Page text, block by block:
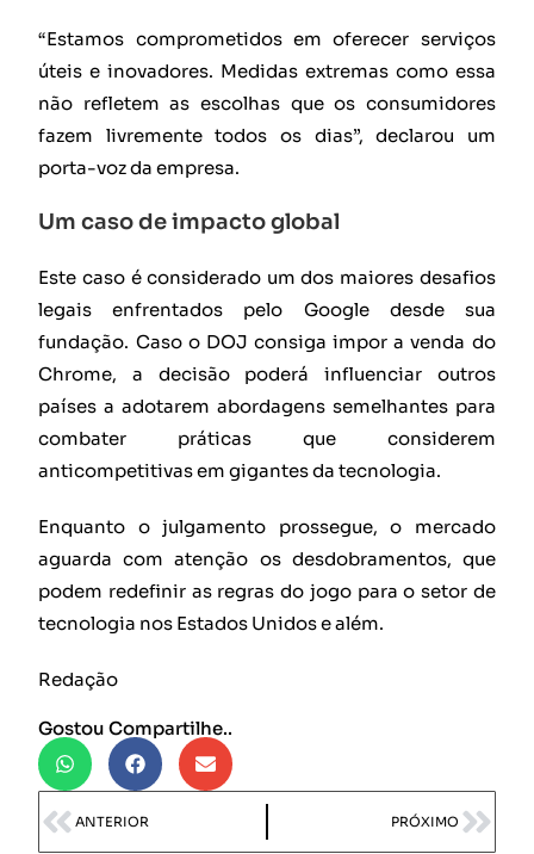
“Estamos comprometidos em oferecer serviços
úteis e inovadores. Medidas extremas como essa
não refletem as escolhas que os consumidores
fazem livremente todos os dias”, declarou um
porta-voz da empresa.
Um caso de impacto global
Este caso é considerado um dos maiores desafios
legais enfrentados pelo Google desde sua
fundação. Caso o DOJ consiga impor a venda do
Chrome, a decisão poderá influenciar outros
países a adotarem abordagens semelhantes para
combater práticas que considerem
anticompetitivas em gigantes da tecnologia.
Enquanto o julgamento prossegue, o mercado
aguarda com atenção os desdobramentos, que
podem redefinir as regras do jogo para o setor de
tecnologia nos Estados Unidos e além.
Redação
Gostou Compartilhe..
ANTERIOR PRÓXIMO